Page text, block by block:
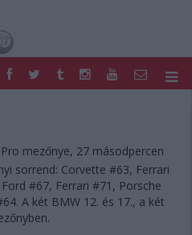
HAZAI
EGYÉB
SHOP
TIPPJÁTÉK
PONTÁLLÁSOK
mezőnye, 27 másodpercen
sorrend: Corvette #63, Ferrari
#67, Ferrari #71, Porsche
A két BMW 12. és 17., a két